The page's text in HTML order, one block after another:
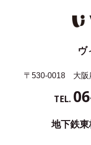
ヴ
〒530-0018 大阪
TEL.
地下鉄